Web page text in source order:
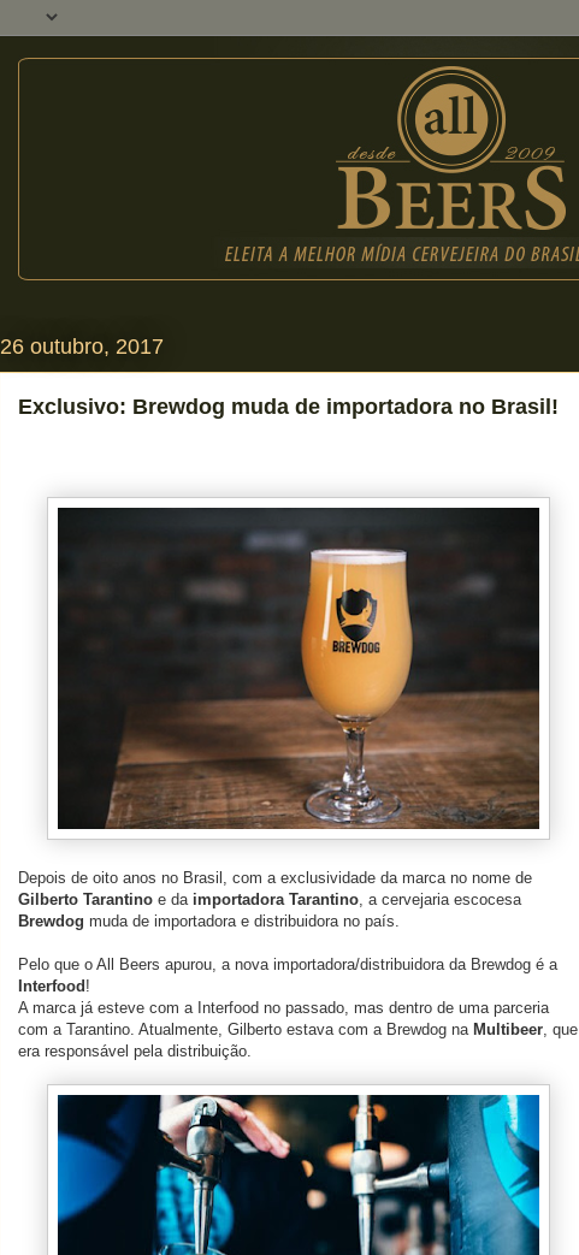
26 outubro, 2017
Exclusivo: Brewdog muda de importadora no Brasil!
Depois de oito anos no Brasil, com a exclusividade da marca no nome de
Gilberto Tarantino e da importadora Tarantino, a cervejaria escocesa
Brewdog muda de importadora e distribuidora no país.
Pelo que o All Beers apurou, a nova importadora/distribuidora da Brewdog é a
Interfood !
A marca já esteve com a Interfood no passado, mas dentro de uma parceria
com a Tarantino. Atualmente, Gilberto estava com a Brewdog na Multibeer, que
era responsável pela distribuição.